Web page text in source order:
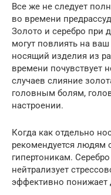
Все же не следует
во времени
Золото и серебро при
могут повлиять на
носящий изделия из
времени почувствует
случаев слияние
головным болям,
настроении.
Когда как отдельно
рекомендуется
гипертоникам.
нейтрализует
эффективно понижает